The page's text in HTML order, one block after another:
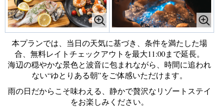
本プランでは、当日の天気に基づき、条件を満たした場
合、無料レイトチェックアウトを最大11:00まで延長。
海辺の穏やかな景色と波音に包まれながら、時間に追われ
ない“ゆとりある朝”をご体感いただけます。
雨の日だからこそ味わえる、静かで贅沢なリゾートステイ
をお楽しみください。